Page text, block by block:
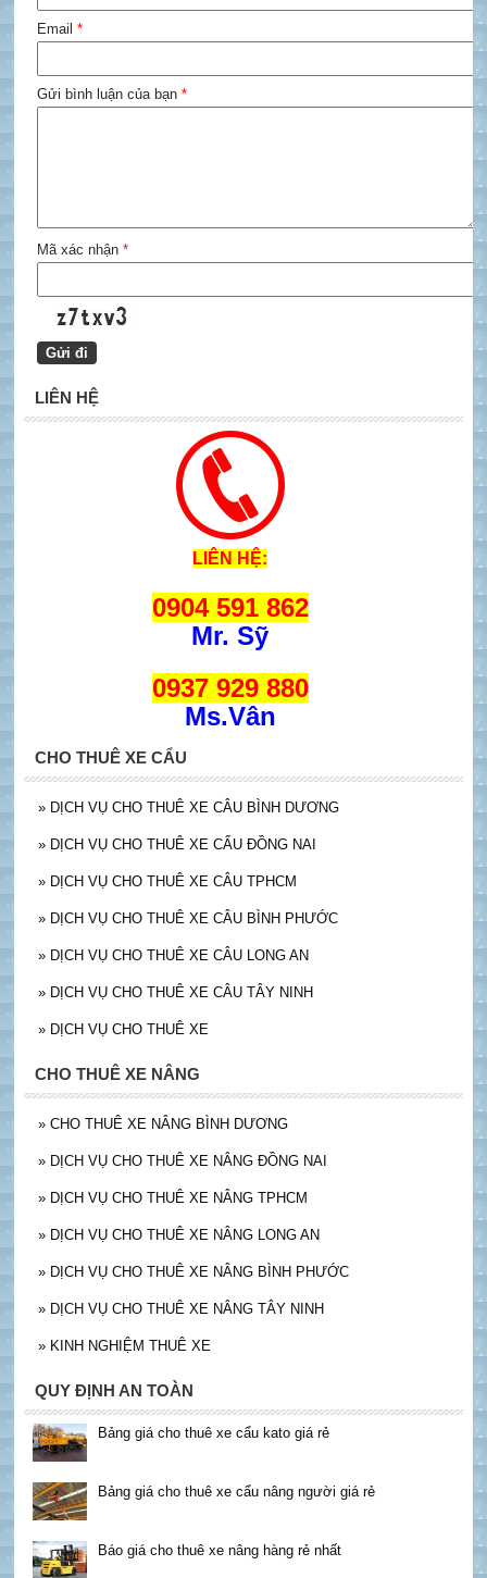
Email *
Gửi bình luận của bạn *
Mã xác nhận *
LIÊN HỆ
LIÊN HỆ:
0904 591 862
Mr. Sỹ
0937 929 880
Ms.Vân
CHO THUÊ XE CẨU
» DỊCH VỤ CHO THUÊ XE CÂU BÌNH DƯƠNG
» DỊCH VỤ CHO THUÊ XE CẨU ĐỒNG NAI
» DỊCH VỤ CHO THUÊ XE CÂU TPHCM
» DỊCH VỤ CHO THUÊ XE CÂU BÌNH PHƯỚC
» DỊCH VỤ CHO THUÊ XE CÂU LONG AN
» DỊCH VỤ CHO THUÊ XE CÂU TÂY NINH
» DỊCH VỤ CHO THUÊ XE
CHO THUÊ XE NÂNG
» CHO THUÊ XE NÂNG BÌNH DƯƠNG
» DỊCH VỤ CHO THUÊ XE NÂNG ĐỒNG NAI
» DỊCH VỤ CHO THUÊ XE NÂNG TPHCM
» DỊCH VỤ CHO THUÊ XE NÂNG LONG AN
» DỊCH VỤ CHO THUÊ XE NÂNG BÌNH PHƯỚC
» DỊCH VỤ CHO THUÊ XE NÂNG TÂY NINH
» KINH NGHIỆM THUÊ XE
QUY ĐỊNH AN TOÀN
Bảng giá cho thuê xe cẩu kato giá rẻ
Bảng giá cho thuê xe cẩu nâng người giá rẻ
Báo giá cho thuê xe nâng hàng rẻ nhất